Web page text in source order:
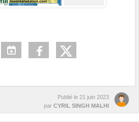
Publié le 21 juin 2023
par CYRIL SINGH MALHI